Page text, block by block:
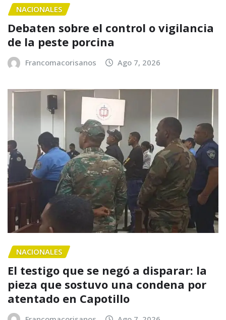
NACIONALES
Debaten sobre el control o vigilancia
de la peste porcina
Francomacorisanos Ago 7, 2026
NACIONALES
El testigo que se negó a disparar: la
pieza que sostuvo una condena por
atentado en Capotillo